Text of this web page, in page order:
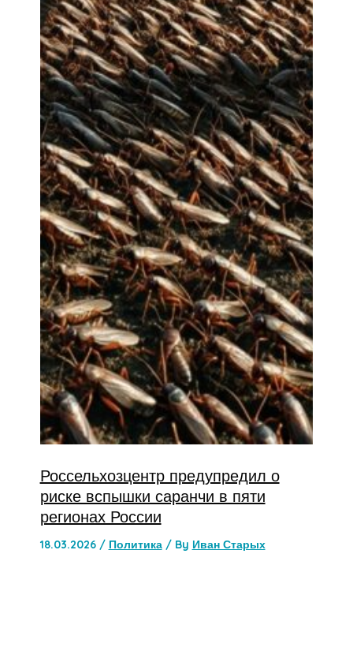
Россельхозцентр предупредил о
риске вспышки саранчи в пяти
регионах России
18.03.2026 / Политика/ By Иван Старых